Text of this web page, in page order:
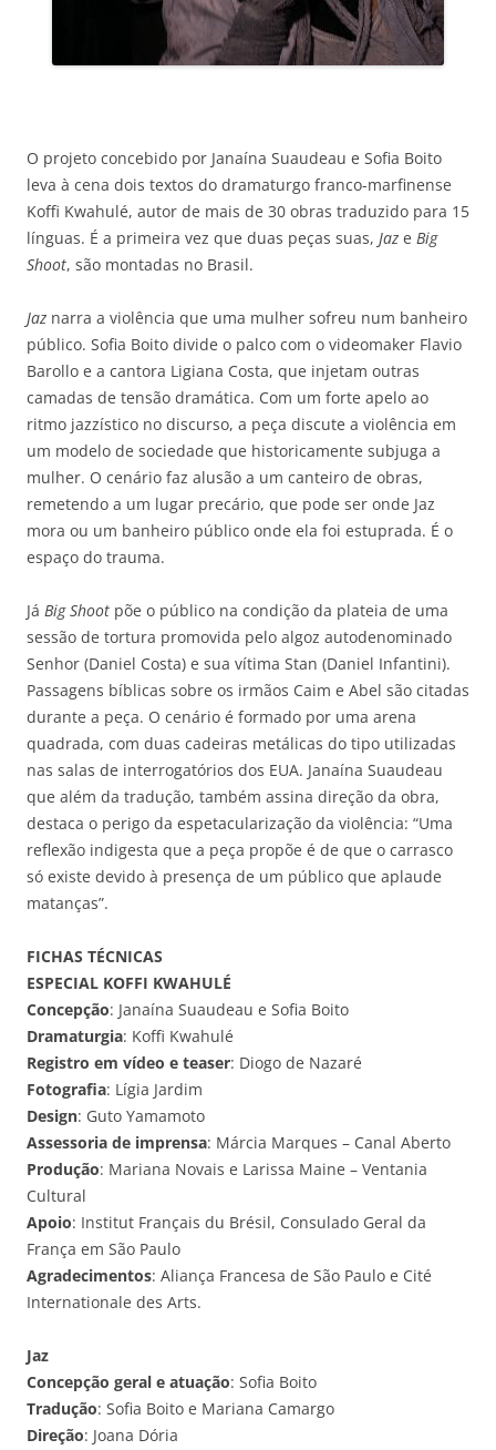
O projeto concebido por Janaína Suaudeau e Sofia Boito
leva à cena dois textos do dramaturgo franco-marfinense
Koffi Kwahulé, autor de mais de 30 obras traduzido para 15
línguas. É a primeira vez que duas peças suas, Jaz e Big
Shoot, são montadas no Brasil.
Jaz narra a violência que uma mulher sofreu num banheiro
público. Sofia Boito divide o palco com o videomaker Flavio
Barollo e a cantora Ligiana Costa, que injetam outras
camadas de tensão dramática. Com um forte apelo ao
ritmo jazzístico no discurso, a peça discute a violência em
um modelo de sociedade que historicamente subjuga a
mulher. O cenário faz alusão a um canteiro de obras,
remetendo a um lugar precário, que pode ser onde Jaz
mora ou um banheiro público onde ela foi estuprada. É o
espaço do trauma.
Já Big Shoot põe o público na condição da plateia de uma
sessão de tortura promovida pelo algoz autodenominado
Senhor (Daniel Costa) e sua vítima Stan (Daniel Infantini).
Passagens bíblicas sobre os irmãos Caim e Abel são citadas
durante a peça. O cenário é formado por uma arena
quadrada, com duas cadeiras metálicas do tipo utilizadas
nas salas de interrogatórios dos EUA. Janaína Suaudeau
que além da tradução, também assina direção da obra,
destaca o perigo da espetacularização da violência: “Uma
reflexão indigesta que a peça propõe é de que o carrasco
só existe devido à presença de um público que aplaude
matanças”.
FICHAS TÉCNICAS
ESPECIAL KOFFI KWAHULÉ
Concepção: Janaína Suaudeau e Sofia Boito
Dramaturgia: Koffi Kwahulé
Registro em vídeo e teaser: Diogo de Nazaré
Fotografia: Lígia Jardim
Design: Guto Yamamoto
Assessoria de imprensa: Márcia Marques – Canal Aberto
Produção: Mariana Novais e Larissa Maine – Ventania
Cultural
Apoio: Institut Français du Brésil, Consulado Geral da
França em São Paulo
Agradecimentos: Aliança Francesa de São Paulo e Cité
Internationale des Arts.
Jaz
Concepção geral e atuação: Sofia Boito
Tradução: Sofia Boito e Mariana Camargo
Direção: Joana Dória